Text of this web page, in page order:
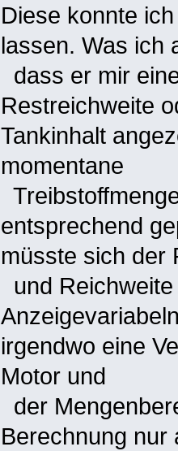
Diese konnte
lassen. Was ich
dass er mir
Restreichweite
Tankinhalt
momentane
entsprechend
müsste sich der
und
irgendwo eine
Motor und
der
Berechnung nur